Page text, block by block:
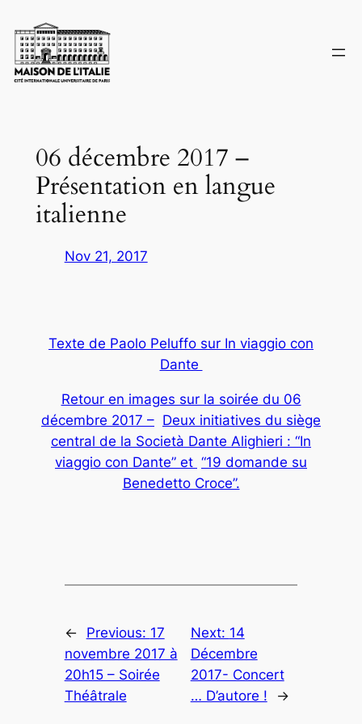
to
content
06 décembre 2017 –
Présentation en langue
italienne
Nov 21, 2017
Texte de Paolo Peluffo sur In viaggio con
Dante
Retour en images sur la soirée du 06
décembre 2017 – Deux initiatives du siège
central de la Società Dante Alighieri : “In
viaggio con Dante” et “19 domande su
Benedetto Croce”.
← Previous: 17
novembre 2017 à
20h15 – Soirée
Théâtrale
Next: 14
Décembre
2017- Concert
… D’autore !
→